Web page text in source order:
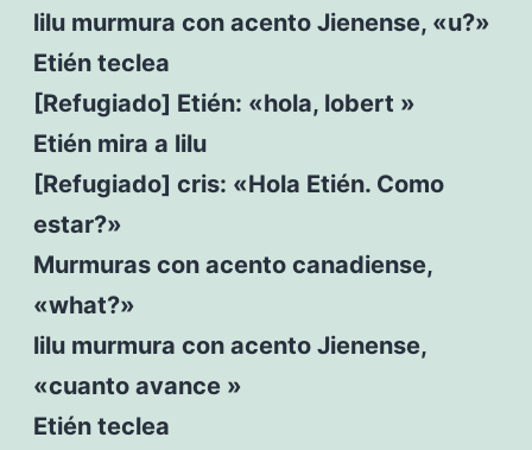
lilu murmura con acento Jienense, «u?»
Etién teclea
[Refugiado] Etién: «hola, lobert »
Etién mira a lilu
[Refugiado] cris: «Hola Etién. Como
estar?»
Murmuras con acento canadiense,
«what?»
lilu murmura con acento Jienense,
«cuanto avance »
Etién teclea